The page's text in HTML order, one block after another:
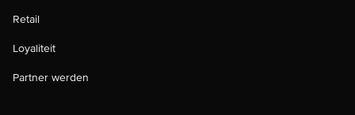
Retail
Loyaliteit
Partner werden